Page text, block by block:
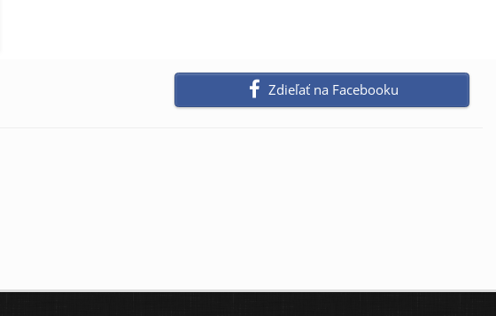
Zdieľať na Facebooku